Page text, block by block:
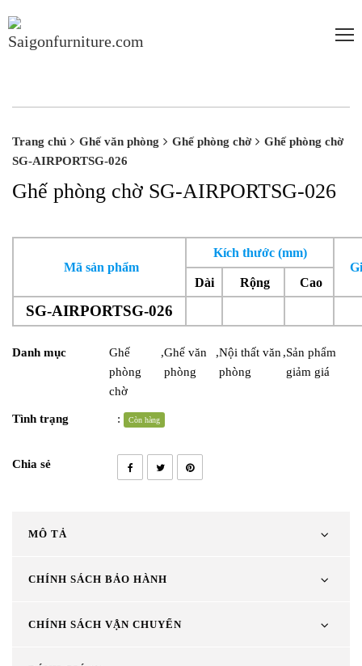
-20%
-20%
Trang chủ Ghế văn phòng Ghế phòng chờ
Ghế phòng chờ
SG-AIRPORTSG-026
Ghế phòng chờ SG-AIRPORTSG-026
Mã sản phẩm
Kích thước (mm)
Dài
Rộng Cao
SG-AIRPORTSG-026
Danh mục
Ghế
phòng
chờ
,Ghế văn
phòng
,Nội thất văn
phòng
,Sản phẩm
giảm giá
Tình trạng : Còn hàng
Chia sẻ
MÔ TẢ
CHÍNH SÁCH BẢO HÀNH
CHÍNH SÁCH VẬN CHUYỂN